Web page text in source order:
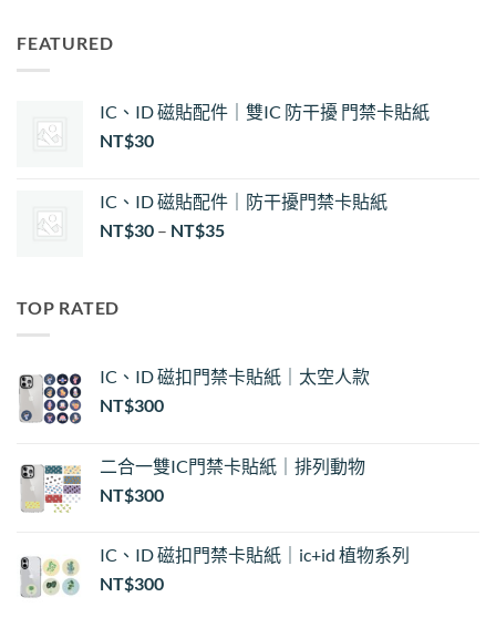
FEATURED
IC、ID 磁貼配件｜雙IC 防干擾 門禁卡貼紙
NT$30
IC、ID 磁貼配件｜防干擾門禁卡貼紙
NT$30 – NT$35價
NT$35
TOP RATED
IC、ID 磁扣門禁卡貼紙｜太空人款
NT$300
二合一雙IC門禁卡貼紙｜排列動物
NT$300
IC、ID 磁扣門禁卡貼紙｜ic+id 植物系列
NT$300